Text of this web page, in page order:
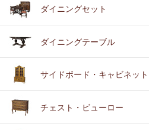
ダイニングセット
ダイニングテーブル
サイドボード・キャビネット
チェスト・ビューロー